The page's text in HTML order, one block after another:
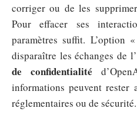
corriger ou de les
Pour effacer ses
paramètres suffit. L’option
disparaître les échanges de
de confidentialité
informations peuvent rester
réglementaires ou de sécurité.